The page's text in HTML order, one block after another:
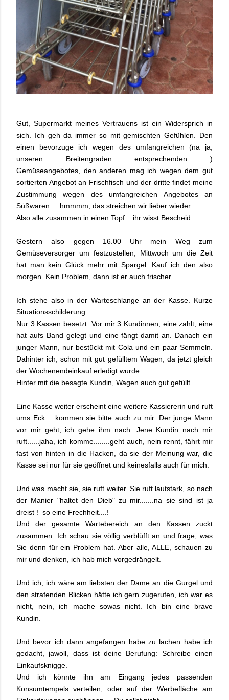
Gut, Supermarkt meines Vertrauens ist ein Widersprich in
sich. Ich geh da immer so mit gemischten Gefühlen. Den
einen bevorzuge ich wegen des umfangreichen (na ja,
unseren Breitengraden entsprechenden )
Gemüseangebotes, den anderen mag ich wegen dem gut
sortierten Angebot an Frischfisch und der dritte findet meine
Zustimmung wegen des umfangreichen Angebotes an
Süßwaren.....hmmmm, das streichen wir lieber wieder.......
Also alle zusammen in einen Topf....ihr wisst Bescheid.
Gestern also gegen 16.00 Uhr mein Weg zum
Gemüseversorger um festzustellen, Mittwoch um die Zeit
hat man kein Glück mehr mit Spargel. Kauf ich den also
morgen. Kein Problem, dann ist er auch frischer.
Ich stehe also in der Warteschlange an der Kasse. Kurze
Situationsschilderung.
Nur 3 Kassen besetzt. Vor mir 3 Kundinnen, eine zahlt, eine
hat aufs Band gelegt und eine fängt damit an. Danach ein
junger Mann, nur bestückt mit Cola und ein paar Semmeln.
Dahinter ich, schon mit gut gefülltem Wagen, da jetzt gleich
der Wochenendeinkauf erledigt wurde.
Hinter mit die besagte Kundin, Wagen auch gut gefüllt.
Eine Kasse weiter erscheint eine weitere Kassiererin und ruft
ums Eck.....kommen sie bitte auch zu mir. Der junge Mann
vor mir geht, ich gehe ihm nach. Jene Kundin nach mir
ruft......jaha, ich komme........geht auch, nein rennt, fährt mir
fast von hinten in die Hacken, da sie der Meinung war, die
Kasse sei nur für sie geöffnet und keinesfalls auch für mich.
Und was macht sie, sie ruft weiter. Sie ruft lautstark, so nach
der Manier "haltet den Dieb" zu mir.......na sie sind ist ja
dreist ! so eine Frechheit....!
Und der gesamte Wartebereich an den Kassen zuckt
zusammen. Ich schau sie völlig verblüfft an und frage, was
Sie denn für ein Problem hat. Aber alle, ALLE, schauen zu
mir und denken, ich hab mich vorgedrängelt.
Und ich, ich wäre am liebsten der Dame an die Gurgel und
den strafenden Blicken hätte ich gern zugerufen, ich war es
nicht, nein, ich mache sowas nicht. Ich bin eine brave
Kundin.
Und bevor ich dann angefangen habe zu lachen habe ich
gedacht, jawoll, dass ist deine Berufung: Schreibe einen
Einkaufsknigge.
Und ich könnte ihn am Eingang jedes passenden
Konsumtempels verteilen, oder auf der Werbefläche am